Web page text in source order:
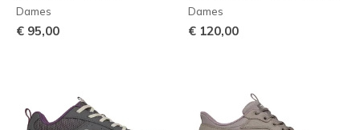
Dames
€ 95,00
Dames
€ 120,00